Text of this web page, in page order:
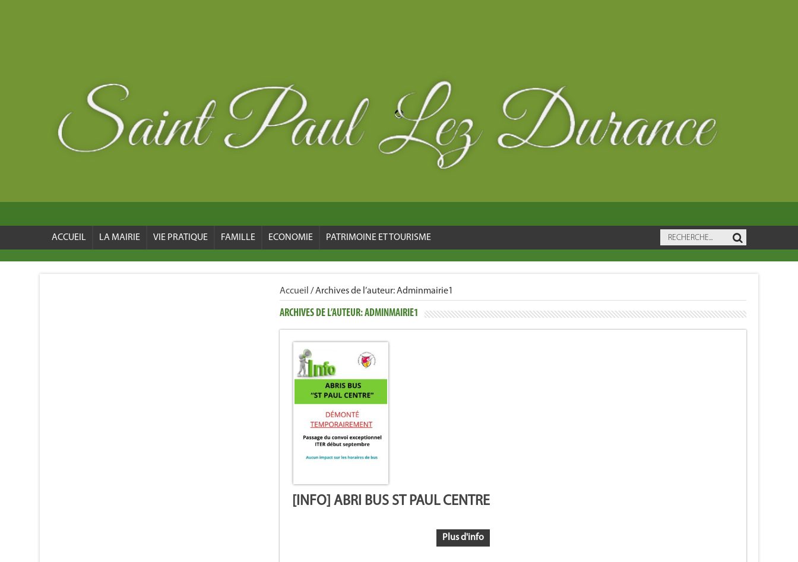
ACCUEIL LA MAIRIE VIE PRATIQUE FAMILLE ECONOMIE PATRIMOINE ET TOURISME
Accueil /Archives de l’auteur:Adminmairie1
ARCHIVES DE L’AUTEUR:ADMINMAIRIE1
[INFO] ABRI BUS ST PAUL CENTRE
Plus d'info